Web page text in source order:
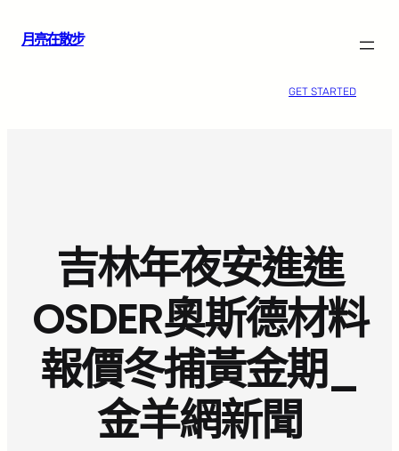
月亮在散步
GET STARTED
吉林年夜安進進
OSDER奧斯德材料
報價冬捕黃金期_
金羊網新聞